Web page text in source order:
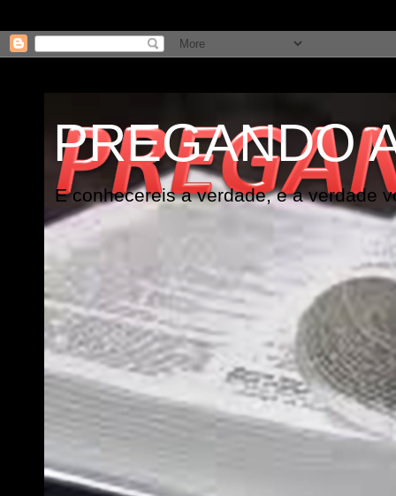
PREGANDO
E conhecereis a verdade, e a verdade